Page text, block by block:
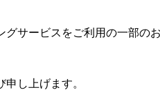
グサービスをご利用の一部
し上げます。